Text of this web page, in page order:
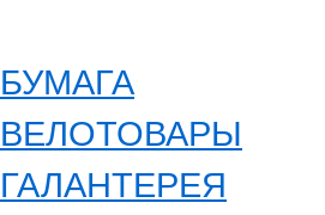
БУМАГА
ВЕЛОТОВАРЫ
ГАЛАНТЕРЕЯ